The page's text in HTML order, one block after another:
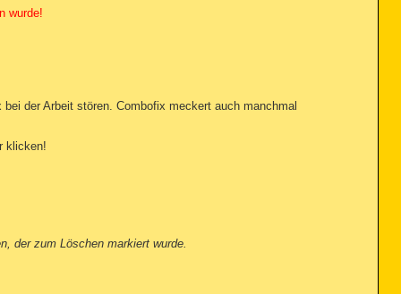
wurde!
der Arbeit stören. Combofix meckert auch manchmal
klicken!
der zum Löschen markiert wurde.